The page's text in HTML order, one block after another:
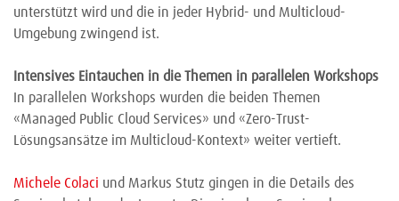
unterstützt wird und die in jeder Hybrid- und Multicloud-
Umgebung zwingend ist.
Intensives Eintauchen in die Themen in parallelen Workshops
In parallelen Workshops wurden die beiden Themen
«Managed Public Cloud Services» und «Zero-Trust-
Lösungsansätze im Multicloud-Kontext» weiter vertieft.
Michele Colaci und Markus Stutz gingen in die Details des